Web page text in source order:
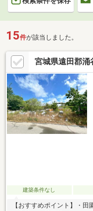
15件が該当しました。
宮城県遠田郡涌
建築条件なし
【おすすめポイント】・